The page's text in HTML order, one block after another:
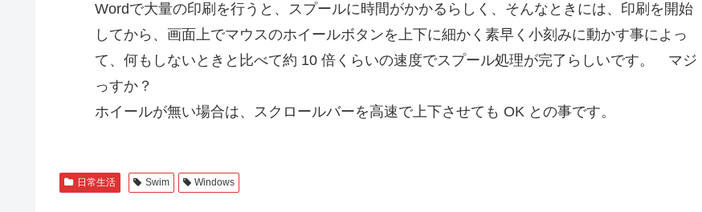
Wordで大量の印刷を行うと、スプールに時間がかかるらしく、そんなときには、印刷を開始
してから、画面上でマウスのホイールボタンを上下に細かく素早く小刻みに動かす事によっ
て、何もしないときと比べて約 10 倍くらいの速度でスプール処理が完了らしいです。 マジ
っすか？
ホイールが無い場合は、スクロールバーを高速で上下させても OK との事です。
日常生活 Swim Windows